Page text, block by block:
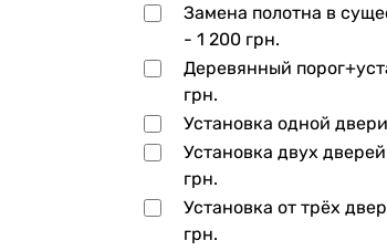
Замена полотна в
-1 200 грн.
Деревянный
грн.
Установка одной
Установка двух
грн.
Установка от трёх
грн.